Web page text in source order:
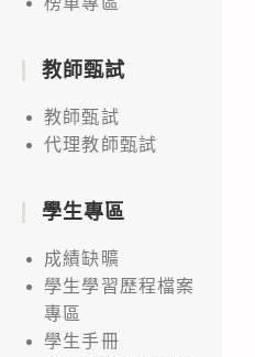
教師甄試
教師甄試
代理教師甄試
學生專區
成績缺曠
學生學習歷程檔案
專區
學生手冊